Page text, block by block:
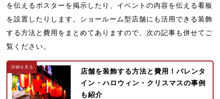
を伝えるポスターを掲示したり、イベントの内容を伝える看板
を設置したりします。ショールーム型店舗にも活用できる装飾
する方法と費用をまとめてありますので、次の記事も併せてご
覧ください。
店舗を装飾する方法と費用！バレンタ
イン・ハロウィン・クリスマスの事例
も紹介